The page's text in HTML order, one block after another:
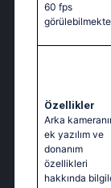
60 fps
Özellikler
Arka
ek yazılım ve
donanım
özellikleri
hakkında